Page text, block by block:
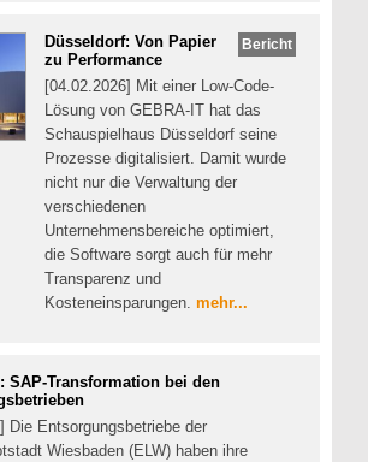
Bericht
Düsseldorf: Von Papier
zu Performance
[04.02.2026] Mit einer Low-Code-
Lösung von GEBRA-IT hat das
Schauspielhaus Düsseldorf seine
Prozesse digitalisiert. Damit wurde
nicht nur die Verwaltung der
verschiedenen
Unternehmensbereiche optimiert,
die Software sorgt auch für mehr
Transparenz und
Kosteneinsparungen. mehr...
SAP-Transformation bei den
Die Entsorgungsbetriebe der
Wiesbaden (ELW) haben ihre